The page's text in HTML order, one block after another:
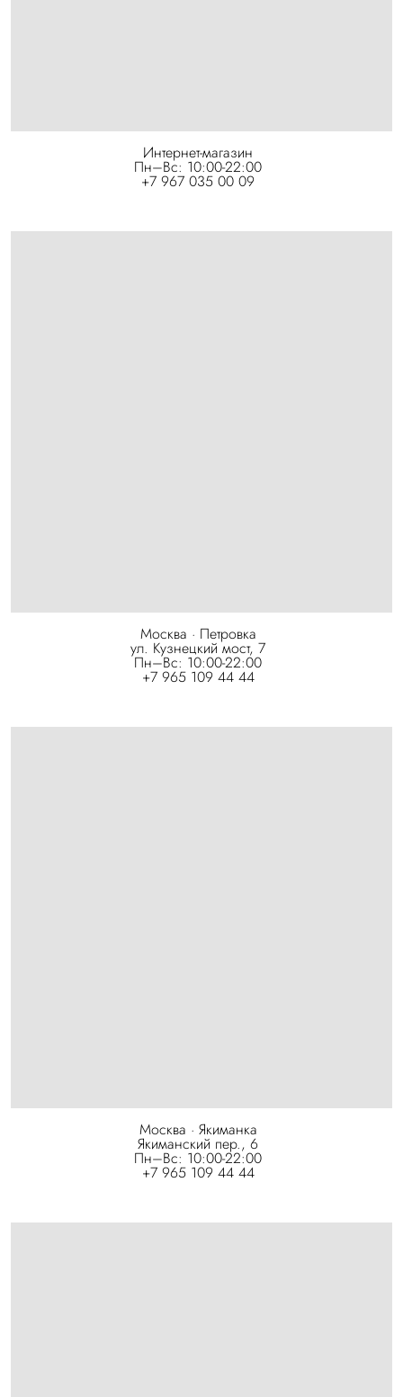
Интернет-магазин
Пн–Вс: 10:00-22:00
+7 967 035 00 09
Москва · Петровка
ул. Кузнецкий мост, 7
Пн–Вс: 10:00-22:00
+7 965 109 44 44
Москва · Якиманка
Якиманский пер., 6
Пн–Вс: 10:00-22:00
+7 965 109 44 44